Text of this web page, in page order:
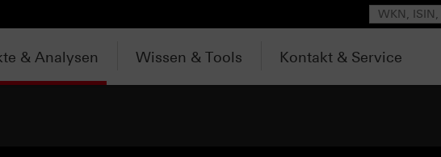
Suche
& Analysen Wissen & Tools Kontakt & Service